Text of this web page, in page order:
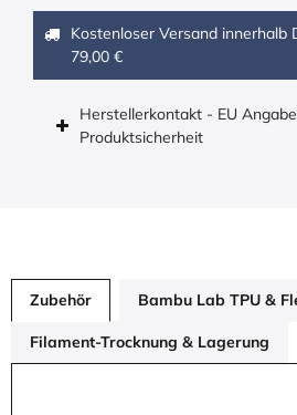
Kostenloser Versand innerhalb
79,00 €
Herstellerkontakt - EU
Produktsicherheit
Zubehör Bambu Lab TPU &
Filament-Trocknung & Lagerung